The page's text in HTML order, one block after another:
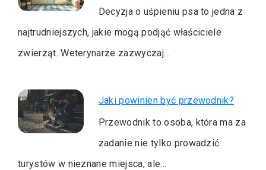
Decyzja o uśpieniu psa to jedna z
najtrudniejszych, jakie mogą podjąć właściciele
zwierząt. Weterynarze zazwyczaj…
Jaki powinien być przewodnik?
Przewodnik to osoba, która ma za
zadanie nie tylko prowadzić
turystów w nieznane miejsca, ale…